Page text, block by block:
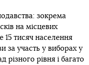
зокрема
на місцевих
тисяч населення
за участь у виборах у
різного рівня і багато